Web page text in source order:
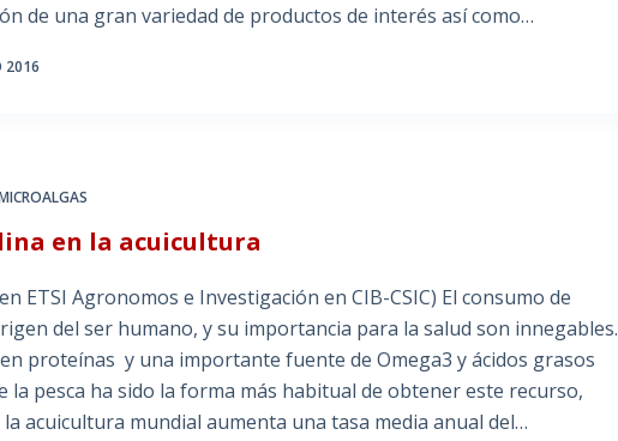
de una gran variedad de productos de interés así como…
2016
en la acuicultura
ETSI Agronomos e Investigación en CIB-CSIC) El consumo de
del ser humano, y su importancia para la salud son innegables.
proteínas y una importante fuente de Omega3 y ácidos grasos
la pesca ha sido la forma más habitual de obtener este recurso,
acuicultura mundial aumenta una tasa media anual del…